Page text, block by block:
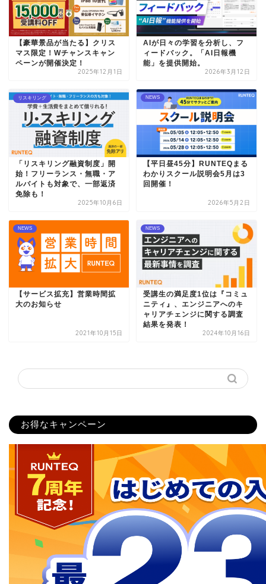
【豪華景品が当たる】クリス
マス限定！Wチャンスキャン
ペーンが開催決定！
2025年12月1日
AIが日々の学習を分析し、フ
ィードバック。「AI日報機
能」を提供開始。
2026年3月12日
リスキリング
「リスキリング融資制度」開
始！フリーランス・無職・ア
ルバイトも対象で、一部返済
免除も！
2025年10月6日
NEWS
【平日昼45分】RUNTEQまる
わかりスクール説明会5月は3
回開催！
2026年5月2日
NEWS
【サービス拡充】営業時間拡
大のお知らせ
2021年10月15日
NEWS
受講生の満足度1位は『コミュ
ニティ』、エンジニアへのキ
ャリアチェンジに関する調査
結果を発表！
2024年10月16日
お得なキャンペーン